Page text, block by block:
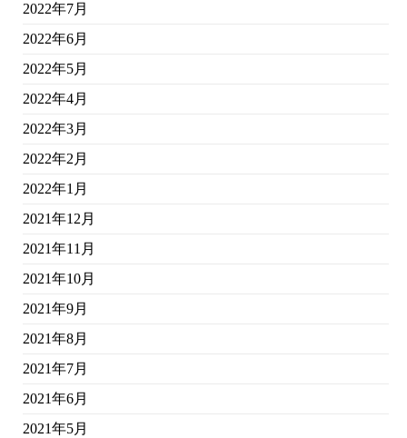
2022年7月
2022年6月
2022年5月
2022年4月
2022年3月
2022年2月
2022年1月
2021年12月
2021年11月
2021年10月
2021年9月
2021年8月
2021年7月
2021年6月
2021年5月